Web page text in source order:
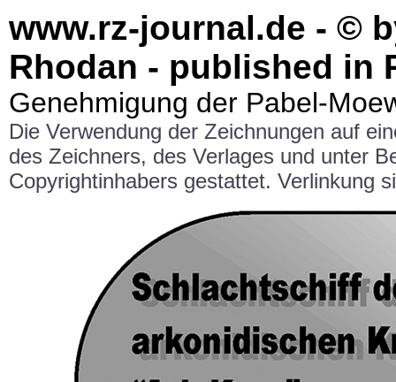
www.rz-journal.de - ©
Rhodan - published in
Genehmigung der Pabel-
Die Verwendung der Zeichnungen auf
des Zeichners, des Verlages und unter
Copyrightinhabers gestattet. Verlinkung